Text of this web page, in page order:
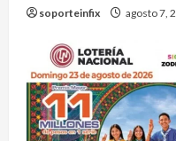
soporteinfix agosto 7,